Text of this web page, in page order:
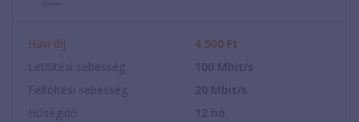
Havi díj 4 500 Ft
Letöltési sebesség
100 Mbit/s
Feltöltési sebesség
20 Mbit/s
Hűségidő
12 hó